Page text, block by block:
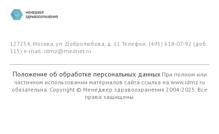
127254, Москва, ул. Добролюбова, д. 11 Телефон: (495) 618-07-92 (доб.
115) e-mail: idmz@mednet.ru
Положение об обработке персональных данныхПри полном или
частичном использовании материалов сайта ссылка на www.idmz.ru
обязательна. Copyright © Менеджер здравоохранения 2004-2025. Все
права защищены.